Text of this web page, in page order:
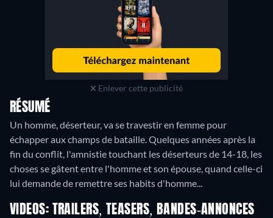
Enlever cette publicité
RÉSUMÉ
Un homme, déserteur, va se travestir en femme pour
échapper aux champs de bataille. Quelques années après la
fin du conflit, l'amnistie touchant les déserteurs de 14-18, les
choses se gâtent entre l'homme et son épouse, quand celle-ci
lui demande de remettre ses habits d'homme...
VIDEOS: TRAILERS, TEASERS, BANDES-ANNONCES